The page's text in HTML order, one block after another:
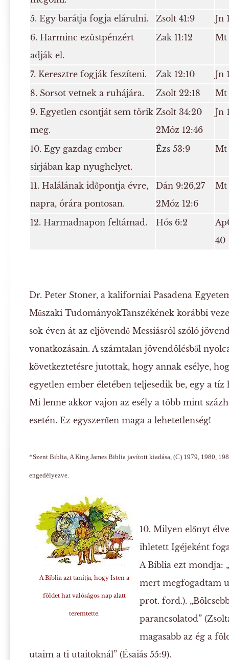
5. Egy barátja fogja elárulni.
Zsolt 41:9
Jn
6. Harminc ezüstpénzért
adják el.
Zak 11:12 Mt
7. Keresztre fogják feszíteni. Zak 12:10
Jn
8. Sorsot vetnek a ruhájára.
Zsolt 22:18
Mt
9. Egyetlen csontját sem törik
meg.
Zsolt 34:20
2Móz 12:46
Jn
10. Egy gazdag ember
sírjában kap nyughelyet.
Ézs 53:9 Mt
11. Halálának időpontja évre,
napra, órára pontosan.
Dán 9:26,27
2Móz 12:6
Mt
12. Harmadnapon feltámad. Hós 6:2
40
Dr. Peter Stoner, a kaliforniai Pasadena
Műszaki TudományokTanszékének korábbi
sok éven át az eljövendő Messiásról szóló
vonatkozásain. A számtalan jövendölésből
következtetésre jutottak, hogy annak esélye,
egyetlen ember életében teljesedik be, egy a
Mi lenne akkor vajon az esély a több mint
esetén. Ez egyszerűen maga a lehetetlenség!
*Szent Biblia, A King James Biblia javított kiadása, (C) 1979, 1980,
engedélyezve.
A Biblia azt tanítja, hogy Isten a
földet hat valóságos nap alatt
teremtette.
10. Milyen előnyt
ihletett Igéjeként
A Biblia ezt mondja:
mert megfogadtam
prot. ford.).
parancsolatod”
magasabb az ég a
utaim a ti utaitoknál” (Ésaiás 55:9).